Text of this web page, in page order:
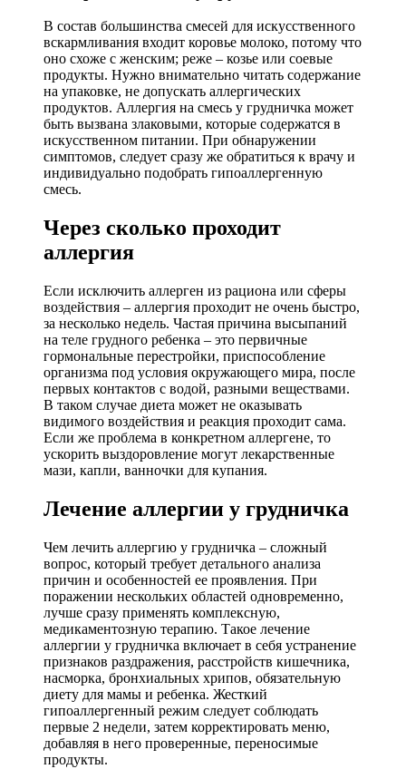
В состав большинства смесей для искусственного
вскармливания входит коровье молоко, потому что
оно схоже с женским; реже – козье или соевые
продукты. Нужно внимательно читать содержание
на упаковке, не допускать аллергических
продуктов. Аллергия на смесь у грудничка может
быть вызвана злаковыми, которые содержатся в
искусственном питании. При обнаружении
симптомов, следует сразу же обратиться к врачу и
индивидуально подобрать гипоаллергенную
смесь.
Через сколько проходит
аллергия
Если исключить аллерген из рациона или сферы
воздействия – аллергия проходит не очень быстро,
за несколько недель. Частая причина высыпаний
на теле грудного ребенка – это первичные
гормональные перестройки, приспособление
организма под условия окружающего мира, после
первых контактов с водой, разными веществами.
В таком случае диета может не оказывать
видимого воздействия и реакция проходит сама.
Если же проблема в конкретном аллергене, то
ускорить выздоровление могут лекарственные
мази, капли, ванночки для купания.
Лечение аллергии у грудничка
Чем лечить аллергию у грудничка – сложный
вопрос, который требует детального анализа
причин и особенностей ее проявления. При
поражении нескольких областей одновременно,
лучше сразу применять комплексную,
медикаментозную терапию. Такое лечение
аллергии у грудничка включает в себя устранение
признаков раздражения, расстройств кишечника,
насморка, бронхиальных хрипов, обязательную
диету для мамы и ребенка. Жесткий
гипоаллергенный режим следует соблюдать
первые 2 недели, затем корректировать меню,
добавляя в него проверенные, переносимые
продукты.